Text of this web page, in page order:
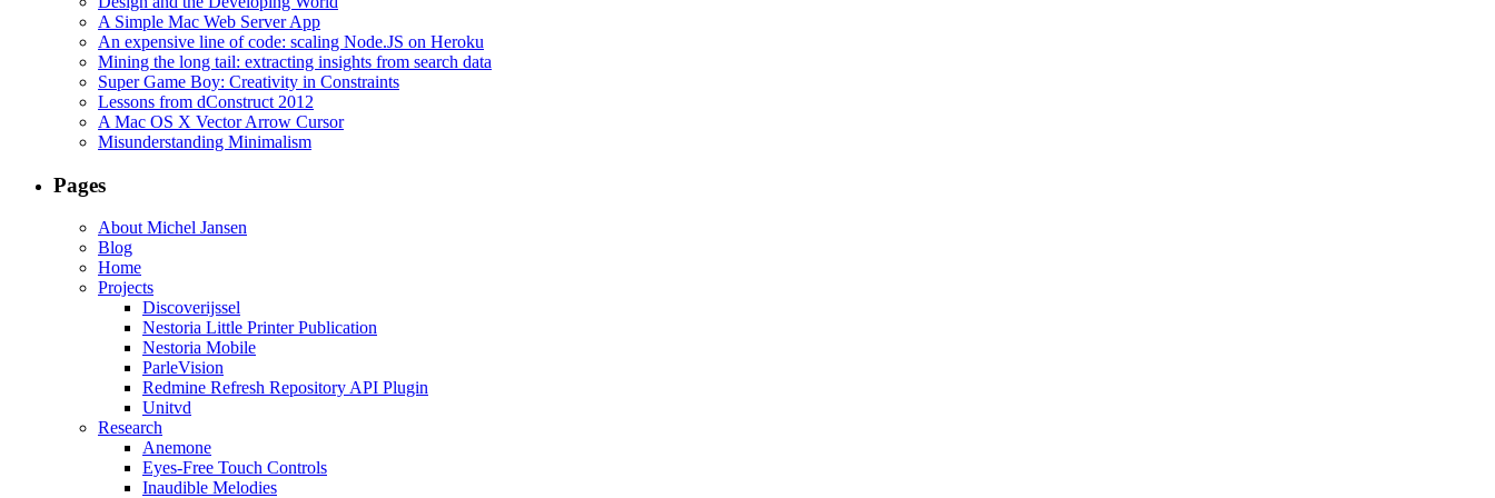
A Simple Mac Web Server App
An expensive line of code: scaling Node.JS on Heroku
Mining the long tail: extracting insights from search data
Super Game Boy: Creativity in Constraints
Lessons from dConstruct 2012
A Mac OS X Vector Arrow Cursor
Misunderstanding Minimalism
Pages
About Michel Jansen
Blog
Home
Projects
Discoverijssel
Nestoria Little Printer Publication
Nestoria Mobile
ParleVision
Redmine Refresh Repository API Plugin
Unitvd
Research
Anemone
Eyes-Free Touch Controls
Inaudible Melodies